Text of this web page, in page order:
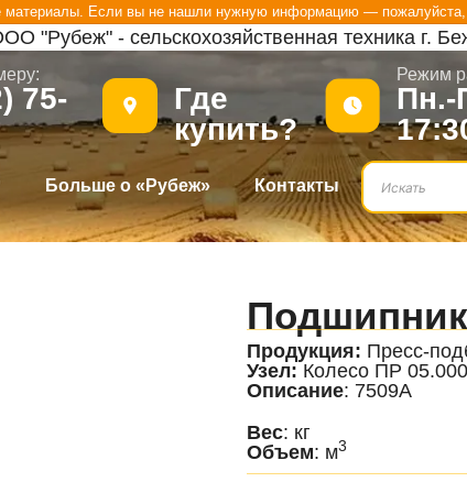
Если вы не нашли нужную информацию —
"Рубеж" - сельскохозяйственная техника г.
75-
Где
купить?
Режим
Пн.-
Больше о «Рубеж» Контакты
Продукция: Пресс-
Узел: Колесо ПР
Описание: 7509А
Вес: кг
Объем: м3